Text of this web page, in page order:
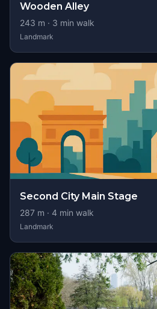
Wooden Alley
243 m · 3 min walk
Landmark
Second City Main Stage
287 m · 4 min walk
Landmark